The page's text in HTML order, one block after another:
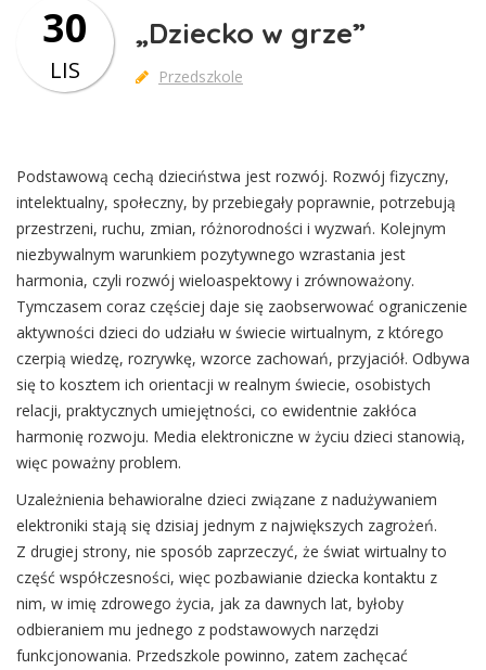
„Dziecko w grze”
Przedszkole
30
LIS
Podstawową cechą dzieciństwa jest rozwój. Rozwój fizyczny,
intelektualny, społeczny, by przebiegały poprawnie, potrzebują
przestrzeni, ruchu, zmian, różnorodności i wyzwań. Kolejnym
niezbywalnym warunkiem pozytywnego wzrastania jest
harmonia, czyli rozwój wieloaspektowy i zrównoważony.
Tymczasem coraz częściej daje się zaobserwować ograniczenie
aktywności dzieci do udziału w świecie wirtualnym, z którego
czerpią wiedzę, rozrywkę, wzorce zachowań, przyjaciół. Odbywa
się to kosztem ich orientacji w realnym świecie, osobistych
relacji, praktycznych umiejętności, co ewidentnie zakłóca
harmonię rozwoju. Media elektroniczne w życiu dzieci stanowią,
więc poważny problem.
Uzależnienia behawioralne dzieci związane z nadużywaniem
elektroniki stają się dzisiaj jednym z największych zagrożeń.
Z drugiej strony, nie sposób zaprzeczyć, że świat wirtualny to
część współczesności, więc pozbawianie dziecka kontaktu z
nim, w imię zdrowego życia, jak za dawnych lat, byłoby
odbieraniem mu jednego z podstawowych narzędzi
funkcjonowania. Przedszkole powinno, zatem zachęcać